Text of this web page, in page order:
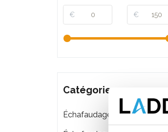
€ €
Catégories
Échafaudages roulants